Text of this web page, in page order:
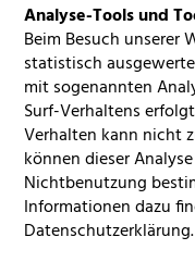
Analyse-Tools und
Beim Besuch unserer
statistisch
mit sogenannten
Surf-Verhaltens
Verhalten kann nicht
können dieser
Nichtbenutzung
Informationen dazu
Datenschutzerklärung.